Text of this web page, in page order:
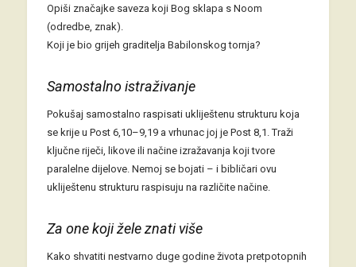
Opiši značajke saveza koji Bog sklapa s Noom
(odredbe, znak).
Koji je bio grijeh graditelja Babilonskog tornja?
Samostalno istraživanje
Pokušaj samostalno raspisati ukliještenu strukturu koja
se krije u Post 6,10–9,19 a vrhunac joj je Post 8,1. Traži
ključne riječi, likove ili načine izražavanja koji tvore
paralelne dijelove. Nemoj se bojati – i bibličari ovu
ukliještenu strukturu raspisuju na različite načine.
Za one koji žele znati više
Kako shvatiti nestvarno duge godine života pretpotopnih